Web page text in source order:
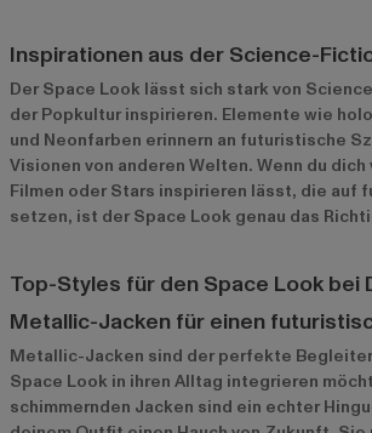
Inspirationen aus der Science-
Der Space Look lässt sich stark von
der Popkultur inspirieren. Elemente wie
und Neonfarben erinnern an futuristische
Visionen von anderen Welten. Wenn du
Filmen oder Stars inspirieren lässt, die auf
setzen, ist der Space Look genau das
Top-Styles für den Space Look bei
Metallic-Jacken für einen
Metallic-Jacken sind der perfekte
Space Look in ihren Alltag integrieren
schimmernden Jacken sind ein echter